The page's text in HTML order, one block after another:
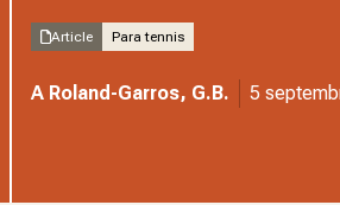
Article Para tennis
A Roland-Garros, G.B. 5